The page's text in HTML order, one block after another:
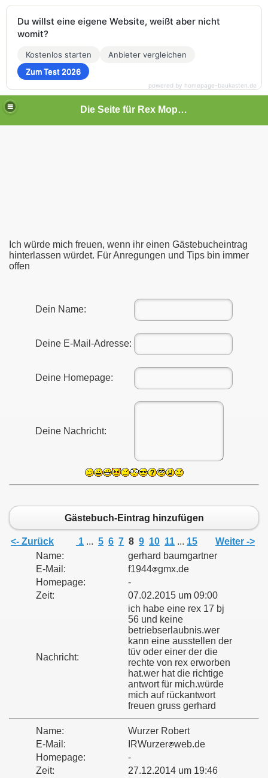
Die Seite für Rex Mopeds
Ich würde mich freuen, wenn ihr einen Gästebucheintrag
hinterlassen würdet. Für Anregungen und Tips bin immer
offen
Dein Name:
Deine E-Mail-Adresse:
Deine Homepage:
Deine Nachricht:
Gästebuch-Eintrag hinzufügen
<- Zurück 1 ... 5 6 7 8 9 10 11 ... 15
Weiter ->
Name:
gerhard baumgartner
E-Mail:
f1944 gmx.de
Homepage:
-
Zeit:
07.02.2015 um 09:00
Nachricht:
ich habe eine rex 17 bj
56 und keine
betriebserlaubnis.wer
kann eine ausstellen der
tüv oder einer der die
rechte von rex erworben
hat.wer hat die richtige
antwort für mich.würde
mich auf rückantwort
freuen gruss gerhard
Name:
Wurzer Robert
E-Mail:
IRWurzer web.de
Homepage:
-
Zeit:
27.12.2014 um 19:46
Du willst eine eigene Website, weißt aber nicht
womit?
Kostenlos starten
Anbieter vergleichen
Zum Test 2026
powered by homepage-baukasten.de